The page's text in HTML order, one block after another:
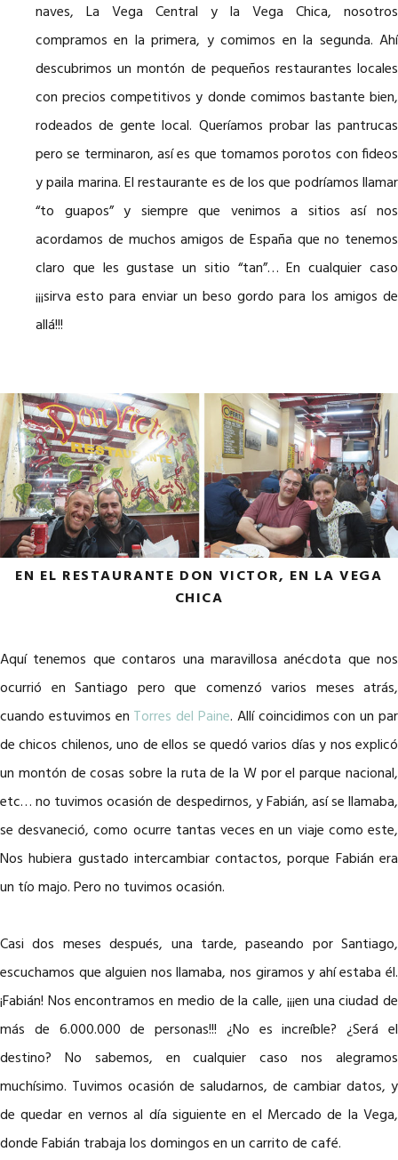
naves, La Vega Central y la Vega Chica, nosotros
compramos en la primera, y comimos en la segunda. Ahí
descubrimos un montón de pequeños restaurantes locales
con precios competitivos y donde comimos bastante bien,
rodeados de gente local. Queríamos probar las pantrucas
pero se terminaron, así es que tomamos porotos con fideos
y paila marina. El restaurante es de los que podríamos llamar
“to guapos” y siempre que venimos a sitios así nos
acordamos de muchos amigos de España que no tenemos
claro que les gustase un sitio “tan”… En cualquier caso
¡¡¡sirva esto para enviar un beso gordo para los amigos de
allá!!!
EN EL RESTAURANTE DON VICTOR, EN LA VEGA
CHICA
Aquí tenemos que contaros una maravillosa anécdota que nos
ocurrió en Santiago pero que comenzó varios meses atrás,
cuando estuvimos en Torres del Paine. Allícoincidimos con un par
de chicos chilenos, uno de ellos se quedó varios días y nos explicó
un montón de cosas sobre la ruta de la W por el parque nacional,
etc… no tuvimos ocasión de despedirnos, y Fabián, así se llamaba,
se desvaneció, como ocurre tantas veces en un viaje como este,
Nos hubiera gustado intercambiar contactos, porque Fabián era
un tío majo. Pero no tuvimos ocasión.
Casi dos meses después, una tarde, paseando por Santiago,
escuchamos que alguien nos llamaba, nos giramos y ahí estaba él.
¡Fabián! Nos encontramos en medio de la calle, ¡¡¡en una ciudad de
más de 6.000.000 de personas!!! ¿No es increíble? ¿Será el
destino? No sabemos, en cualquier caso nos alegramos
muchísimo. Tuvimos ocasión de saludarnos, de cambiar datos, y
de quedar en vernos al día siguiente en el Mercado de la Vega,
donde Fabián trabaja los domingos en un carrito de café.